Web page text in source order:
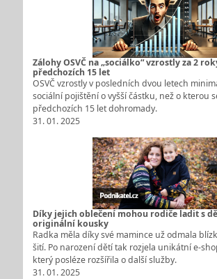
Zálohy OSVČ na „sociálko“ vzrostly za 2
předchozích 15 let
OSVČ vzrostly v posledních dvou letech
sociální pojištění o vyšší částku, než o kterou
předchozích 15 let dohromady.
31. 01. 2025
Díky jejich oblečení mohou rodiče ladit s
originální kousky
Radka měla díky své mamince už odmala
šití. Po narození dětí tak rozjela unikátní e-
který posléze rozšířila o další služby.
31. 01. 2025